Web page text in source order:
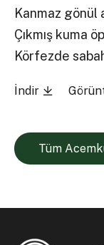
Kanmaz
Çıkmış kuma
Körfezde
İndir
Tüm